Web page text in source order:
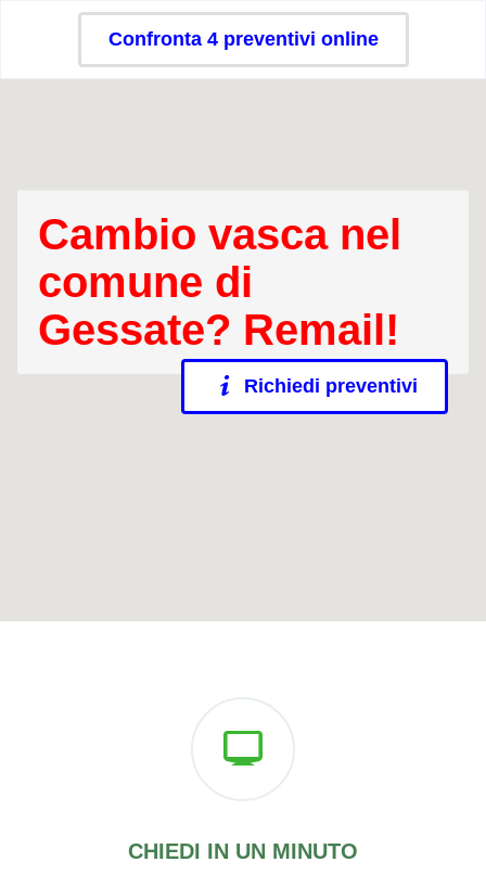
Confronta 4 preventivi online
Cambio vasca nel
comune di
Gessate? Remail!
Richiedi preventivi
CHIEDI IN UN MINUTO